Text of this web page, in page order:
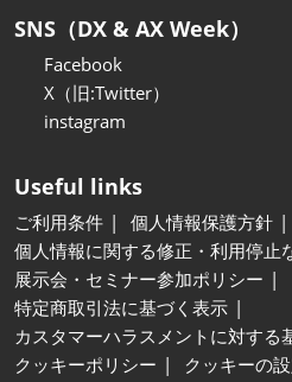
SNS（DX & AX Week）
Facebook
X（旧:Twitter）
instagram
Useful links
ご利用条件
個人情報保護方針
個人情報に関する修正・利用停止
展示会・セミナー参加ポリシー
特定商取引法に基づく表示
カスタマーハラスメントに対する
クッキーポリシー
クッキーの